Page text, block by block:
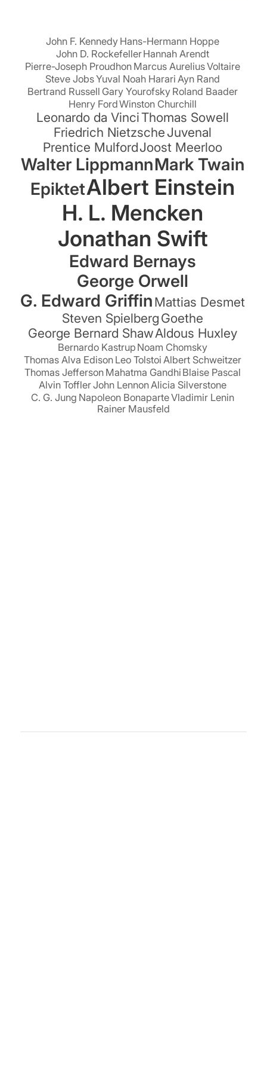
John F. Kennedy Hans-Hermann Hoppe
John D. RockefellerHannah Arendt
Pierre-Joseph Proudhon Marcus AureliusVoltaire
Steve JobsYuval Noah Harari Ayn Rand
Bertrand Russell Gary Yourofsky Roland Baader
Henry FordWinston Churchill
Leonardo da VinciThomas Sowell
Friedrich NietzscheJuvenal
Prentice MulfordJoost Meerloo
Walter LippmannMark Twain
EpiktetAlbert Einstein
H. L. Mencken
Jonathan Swift
Edward Bernays
George Orwell
G. Edward GriffinMattias Desmet
Steven SpielbergGoethe
George Bernard ShawAldous Huxley
Bernardo Kastrup Noam Chomsky
Thomas Alva Edison Leo Tolstoi Albert Schweitzer
Thomas Jefferson Mahatma Gandhi Blaise Pascal
Alvin TofflerJohn LennonAlicia Silverstone
C. G. Jung Napoleon BonaparteVladimir Lenin
Rainer Mausfeld